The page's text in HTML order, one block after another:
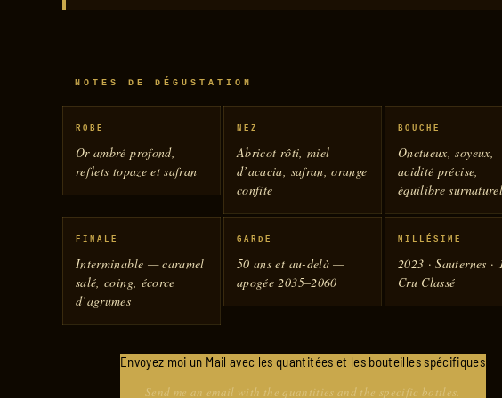
NOTES DE DÉGUSTATION
ROBE
Or ambré profond,
reflets topaze et safran
NEZ
Abricot rôti, miel
d’acacia, safran, orange
confite
BOUCHE
Onctueux, soyeux,
acidité précise,
équilibre surnaturel
FINALE
Interminable — caramel
salé, coing, écorce
d’agrumes
GARDE
50 ans et au-delà —
apogée 2035–2060
MILLÉSIME
2023 · Sauternes ·
Cru Classé
Envoyez moi un Mail avec les quantitées et les bouteilles spécifiques
Send me an email with the quantities and the specific bottles.